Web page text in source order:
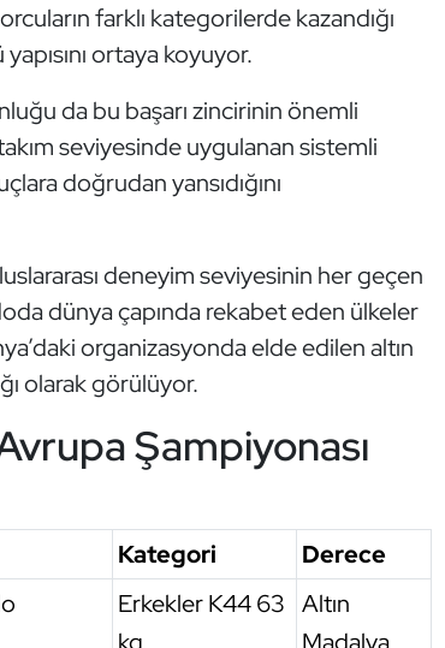
farklı kategorilerde kazandığı
ortaya koyuyor.
da bu başarı zincirinin önemli
seviyesinde uygulanan sistemli
doğrudan yansıdığını
deneyim seviyesinin her geçen
dünya çapında rekabet eden ülkeler
organizasyonda elde edilen altın
olarak görülüyor.
Şampiyonası
Kategori
Derece
Erkekler K44 63 Altın